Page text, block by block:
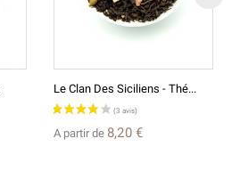
Le Clan Des Siciliens - Thé...
A partir de 8,20 €